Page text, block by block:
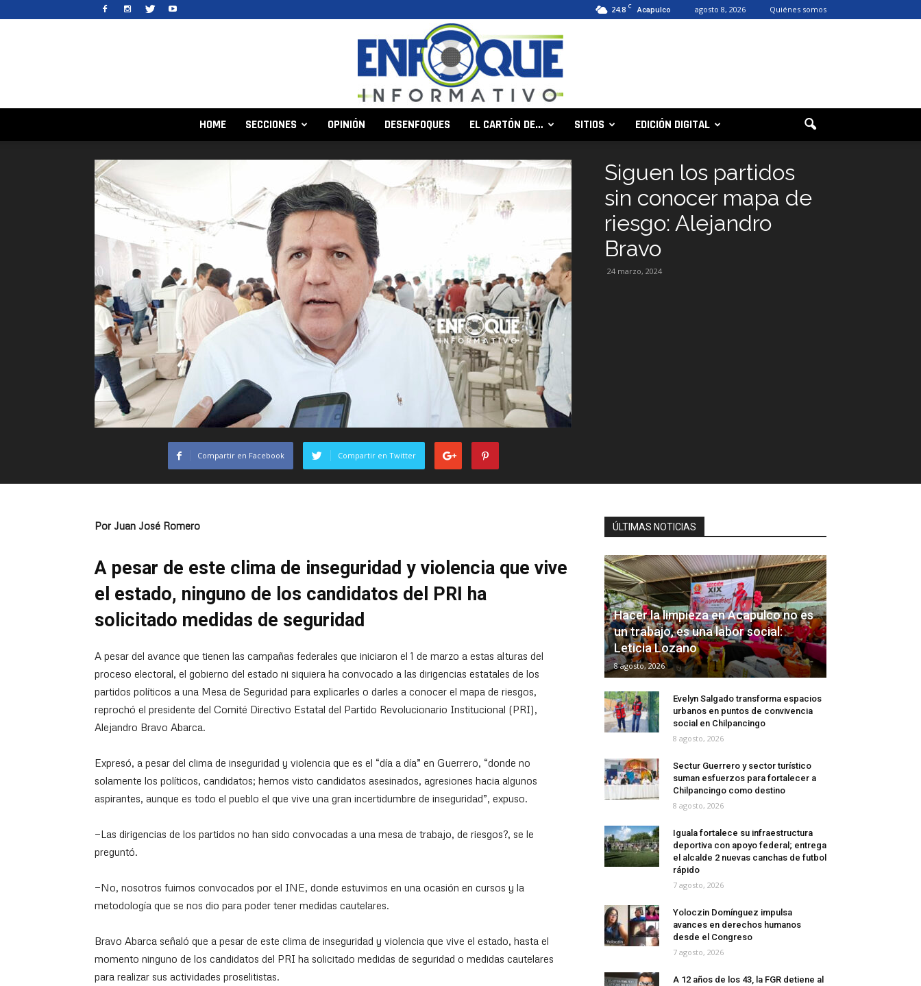
24.8 C Acapulco agosto 8, 2026 Quiénes somos
HOME SECCIONES OPINIÓN DESENFOQUES EL CARTÓN DE… SITIOS EDICIÓN DIGITAL
Siguen los partidos
sin conocer mapa de
riesgo: Alejandro
Bravo
24 marzo, 2024
Compartir en Facebook Compartir en Twitter
Por Juan José Romero
A pesar de este clima de inseguridad y violencia que vive
el estado, ninguno de los candidatos del PRI ha
solicitado medidas de seguridad
A pesar del avance que tienen las campañas federales que iniciaron el 1 de marzo a estas alturas del
proceso electoral, el gobierno del estado ni siquiera ha convocado a las dirigencias estatales de los
partidos políticos a una Mesa de Seguridad para explicarles o darles a conocer el mapa de riesgos,
reprochó el presidente del Comité Directivo Estatal del Partido Revolucionario Institucional (PRI),
Alejandro Bravo Abarca.
Expresó, a pesar del clima de inseguridad y violencia que es el “día a día” en Guerrero, “donde no
solamente los políticos, candidatos; hemos visto candidatos asesinados, agresiones hacia algunos
aspirantes, aunque es todo el pueblo el que vive una gran incertidumbre de inseguridad”, expuso.
—Las dirigencias de los partidos no han sido convocadas a una mesa de trabajo, de riesgos?, se le
preguntó.
—No, nosotros fuimos convocados por el INE, donde estuvimos en una ocasión en cursos y la
metodología que se nos dio para poder tener medidas cautelares.
Bravo Abarca señaló que a pesar de este clima de inseguridad y violencia que vive el estado, hasta el
momento ninguno de los candidatos del PRI ha solicitado medidas de seguridad o medidas cautelares
para realizar sus actividades proselitistas.
ÚLTIMAS NOTICIAS
Hacer la limpieza en Acapulco no es
un trabajo, es una labor social:
Leticia Lozano
8 agosto, 2026
Evelyn Salgado transforma espacios
urbanos en puntos de convivencia
social en Chilpancingo
8 agosto, 2026
Sectur Guerrero y sector turístico
suman esfuerzos para fortalecer a
Chilpancingo como destino
8 agosto, 2026
Iguala fortalece su infraestructura
deportiva con apoyo federal; entrega
el alcalde 2 nuevas canchas de futbol
rápido
7 agosto, 2026
Yoloczin Domínguez impulsa
avances en derechos humanos
desde el Congreso
7 agosto, 2026
A 12 años de los 43, la FGR detiene al